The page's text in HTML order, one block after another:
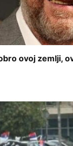
ovoj zemlji,